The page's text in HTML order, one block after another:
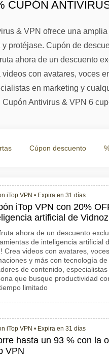
CUPÓN
& VPN ofrece una
y protéjase. Cupón de
ahora de un descuento
videos con avatares, voces
en marketing y
Cupón Antivirus & VPN 6
Cúpon descuento
iTop VPN • Expira en 31 días
iTop VPN con 20%
artificial de Vidnoz
ahora de un descuento
de inteligencia artificial
Crea videos con avatares,
y más con tecnología
de contenido,
que busque productividad
limitado
iTop VPN • Expira en 31 días
hasta un 93 % con la
VPN